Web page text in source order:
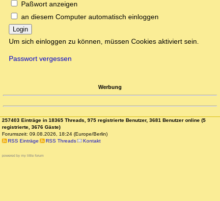
Paßwort anzeigen
an diesem Computer automatisch einloggen
Login
Um sich einloggen zu können, müssen Cookies aktiviert sein.
Passwort vergessen
Werbung
257403 Einträge in 18365 Threads, 975 registrierte Benutzer, 3681 Benutzer online (5
registrierte, 3676 Gäste)
Forumszeit: 09.08.2026, 18:24 (Europe/Berlin)
RSS Einträge
RSS Threads Kontakt
powered by my little forum